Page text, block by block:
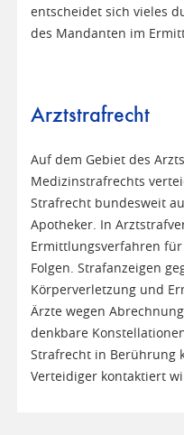
entscheidet sich vieles
des Mandanten im
Arztstrafrecht
Auf dem Gebiet des
Medizinstrafrechts
Strafrecht bundesweit
Apotheker. In
Ermittlungsverfahren
Folgen. Strafanzeigen
Körperverletzung und
Ärzte wegen
denkbare
Strafrecht in Berührung
Verteidiger kontaktiert